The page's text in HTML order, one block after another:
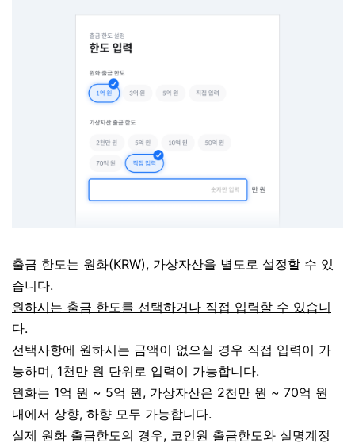
출금 한도는 원화(KRW), 가상자산을 별도로 설정할 수 있
습니다.
원하시는 출금 한도를 선택하거나 직접 입력할 수 있습니
다.
선택사항에 원하시는 금액이 없으실 경우 직접 입력이 가
능하며, 1천만 원 단위로 입력이 가능합니다.
원화는 1억 원 ~ 5억 원, 가상자산은 2천만 원 ~ 70억 원
내에서 상향, 하향 모두 가능합니다.
실제 원화 출금한도의 경우, 코인원 출금한도와 실명계정